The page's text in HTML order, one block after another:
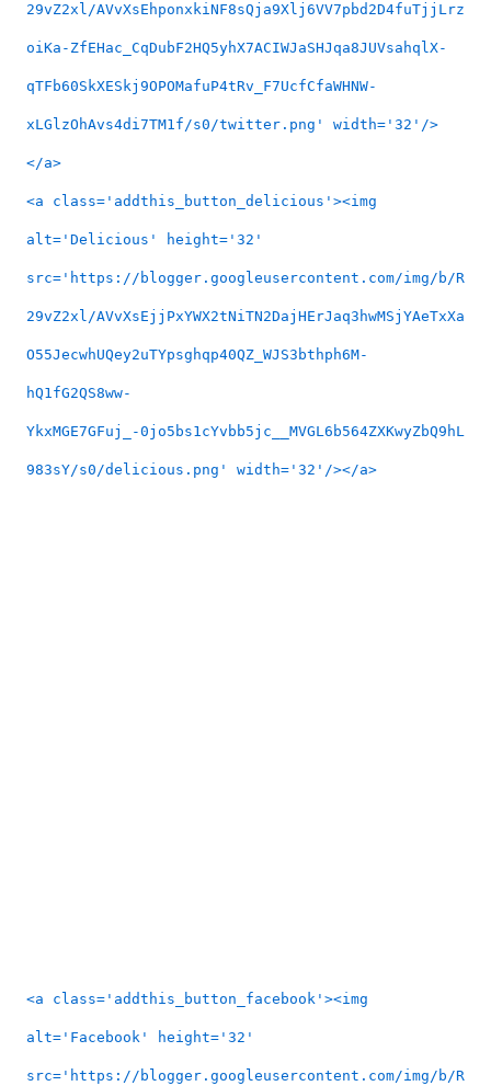
29vZ2xl/AVvXsEhponxkiNF8sQja9Xlj6VV7pbd2D4fuTjjLrz
oiKa-ZfEHac_CqDubF2HQ5yhX7ACIWJaSHJqa8JUVsahqlX-
qTFb60SkXESkj9OPOMafuP4tRv_F7UcfCfaWHNW-
xLGlzOhAvs4di7TM1f/s0/twitter.png' width='32'/>
</a>
<a class='addthis_button_delicious'><img
alt='Delicious' height='32'
src='https://blogger.googleusercontent.com/img/b/R
29vZ2xl/AVvXsEjjPxYWX2tNiTN2DajHErJaq3hwMSjYAeTxXa
O55JecwhUQey2uTYpsghqp40QZ_WJS3bthph6M-
hQ1fG2QS8ww-
YkxMGE7GFuj_-0jo5bs1cYvbb5jc__MVGL6b564ZXKwyZbQ9hL
983sY/s0/delicious.png' width='32'/></a>
<a class='addthis_button_facebook'><img
alt='Facebook' height='32'
src='https://blogger.googleusercontent.com/img/b/R